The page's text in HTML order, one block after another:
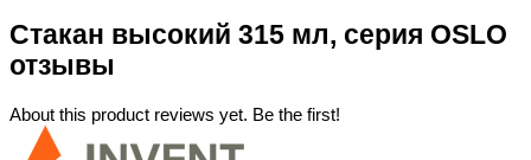
Стакан высокий 315 мл, серия OSLO
отзывы
About this product reviews yet. Be the first!